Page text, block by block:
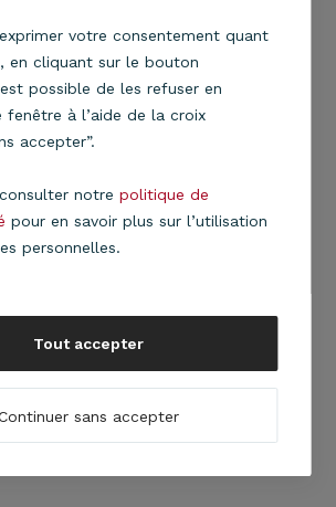
en tissu vieux rose
votre consentement quant
en cliquant sur le bouton
est possible de les refuser en
à l’aide de la croix
accepter”.
notrepolitique de
pour en savoir plus sur l’utilisation
personnelles.
sans accepter
Tout accepter